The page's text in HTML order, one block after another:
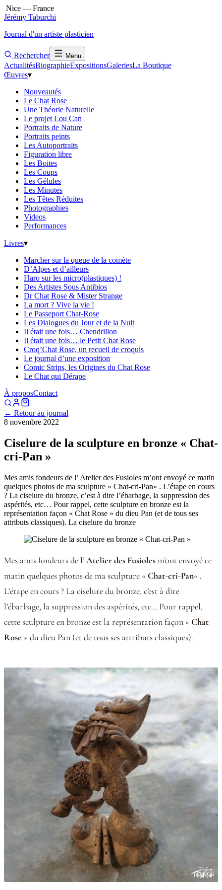
Nice — France
Jérémy Taburchi
Journal d'un artiste plasticien
Rechercher Menu
ActualitésBiographieExpositionsGaleriesLa Boutique
Œuvres▾
Nouveautés
Le Chat Rose
Une Théorie Naturelle
Le projet Lou Can
Portraits de Nature
Portraits peints
Les Autoportraits
Figuration libre
Les Boites
Les Coups
Les Gélules
Les Minutes
Les Têtes Réduites
Photographies
Videos
Performances
Livres▾
Marcher sur la queue de la comète
D’Alpes et d’ailleurs
Haro sur les micro(plastiques) !
Des Artistes Sous Antibios
Dr Chat Rose & Mister Strange
La mort ? Vive la vie !
Le Passeport Chat-Rose
Les Dialogues du Jour et de la Nuit
Il était une fois… Chendrillon
Il était une fois… le Petit Chat Rose
Croq’Chat Rose, un recueil de croquis
Le journal d’une exposition
Comic Strips, les Origines du Chat Rose
Le Chat qui Dérape
À proposContact
← Retour au journal
8 novembre 2022
Ciselure de la sculpture en bronze « Chat-
cri-Pan »
Mes amis fondeurs de l’ Atelier des Fusioles m’ont envoyé ce matin
quelques photos de ma sculpture « Chat-cri-Pan« . L’étape en cours
? La ciselure du bronze, c’est à dire l’ébarbage, la suppression des
aspérités, etc… Pour rappel, cette sculpture en bronze est la
représentation façon « Chat Rose » du dieu Pan (et de tous ses
attributs classiques). La ciselure du bronze
Mes amis fondeurs de l’Atelier des Fusiolesm’ont envoyé ce
matin quelques photos de ma sculpture « Chat-cri-Pan« .
L’étape en cours ? La ciselure du bronze, c’est à dire
l’ébarbage, la suppression des aspérités, etc… Pour rappel,
cette sculpture en bronze est la représentation façon « Chat
Rose » du dieu Pan (et de tous ses attributs classiques).